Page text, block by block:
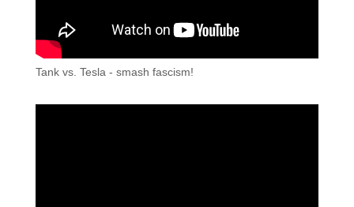
Tank vs. Tesla - smash fascism!